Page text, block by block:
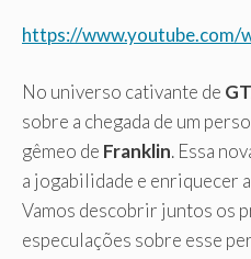
https://www.youtube.com/
No universo cativante de
sobre a chegada de um
gêmeo de Franklin. Essa
a jogabilidade e enriquecer
Vamos descobrir juntos os
especulações sobre esse